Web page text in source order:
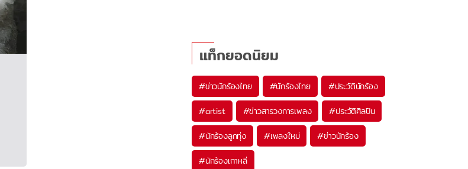
แท็กยอดนิยม
#ข่าวนักร้องไทย #นักร้องไทย #ประวัตินักร้อง
#artist #ข่าวสารวงการเพลง #ประวัติศิลปิน
#นักร้องลูกทุ่ง #เพลงใหม่ #ข่าวนักร้อง
#นักร้องเกาหลี